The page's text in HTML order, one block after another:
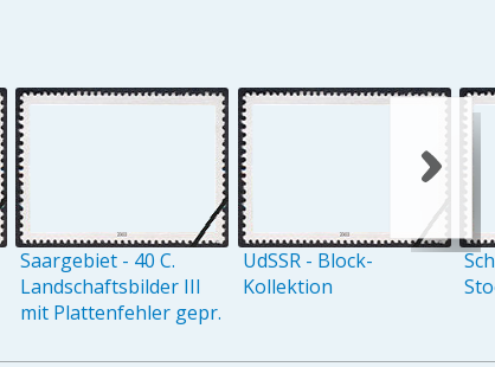
Saargebiet - 40 C.
Landschaftsbilder III
mit Plattenfehler gepr.
UdSSR - Block-
Kollektion